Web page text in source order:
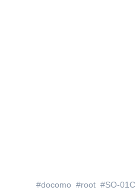
docomo root SO-01C